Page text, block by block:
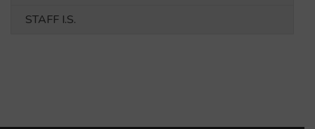
STAFF I.S.